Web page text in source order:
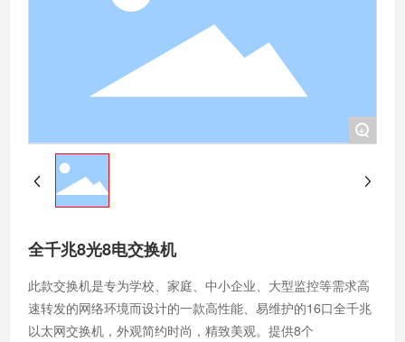
+
全千兆8光8电交换机
此款交换机是专为学校、家庭、中小企业、大型监控等需求高
速转发的网络环境而设计的一款高性能、易维护的16口全千兆
以太网交换机，外观简约时尚，精致美观。提供8个